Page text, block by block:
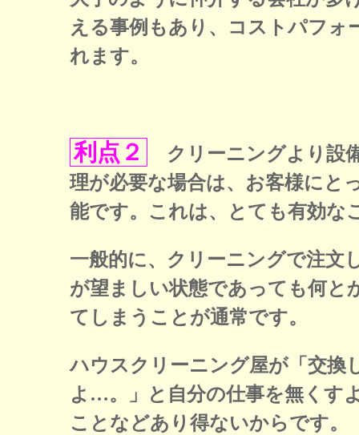
える事例もあり、コストパフォ
れます。
利点２
クリーニングより設
理が必要な場合は、お客様にと
能です。これは、とても有効な
一般的に、クリーニングで注文
が望ましい状態であっても何と
てしまうことが通常です。
ハウスクリーニング屋が「交換
よ…。」と自分の仕事を無くす
ことなどあり得ないからです。